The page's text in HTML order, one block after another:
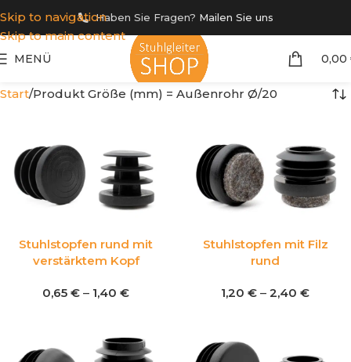
Skip to navigation
Skip to main content
Haben Sie Fragen? Mailen Sie uns
MENÜ 0,00
Start Produkt Größe (mm) = Außenrohr Ø 20
Stuhlstopfen rund mit
verstärktem Kopf
0,65 € – 1,40 €
Stuhlstopfen mit Filz
rund
1,20 € – 2,40 €